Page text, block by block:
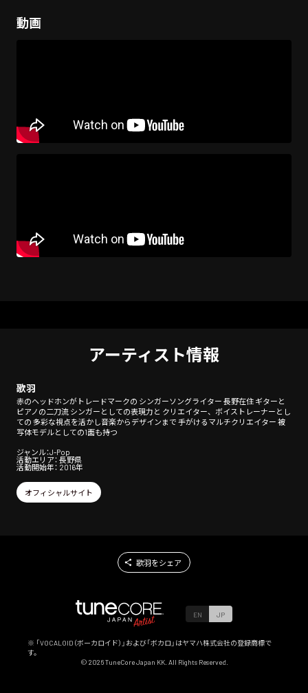
動画
アーティスト情報
歌羽
赤のヘッドホンがトレードマークの シンガーソングライター 長野在住 ギターと
ピアノの二刀流 シンガーとしての表現力と クリエイター、ボイストレーナーとし
ての 多彩な視点を活かし音楽からデザインまで 手がけるマルチクリエイター 被
写体モデルとしての1面も持つ
ジャンル：J-Pop
活動エリア： 長野県
活動開始年： 2016年
オフィシャルサイト
歌羽をシェア
EN JP
※ 「VOCALOID（ボーカロイド）」および「ボカロ」はヤマハ株式会社の登録商標で
す。
© 2026TuneCore Japan KK. All Rights Reserved.